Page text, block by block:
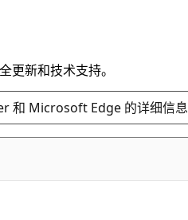
新和技术支持。
和 Microsoft Edge 的详细信息